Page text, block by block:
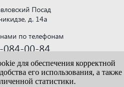
Посад
д. 14а
по телефонам
084-00-84
на почту
для обеспечения корректной
его использования, а также
статистики.